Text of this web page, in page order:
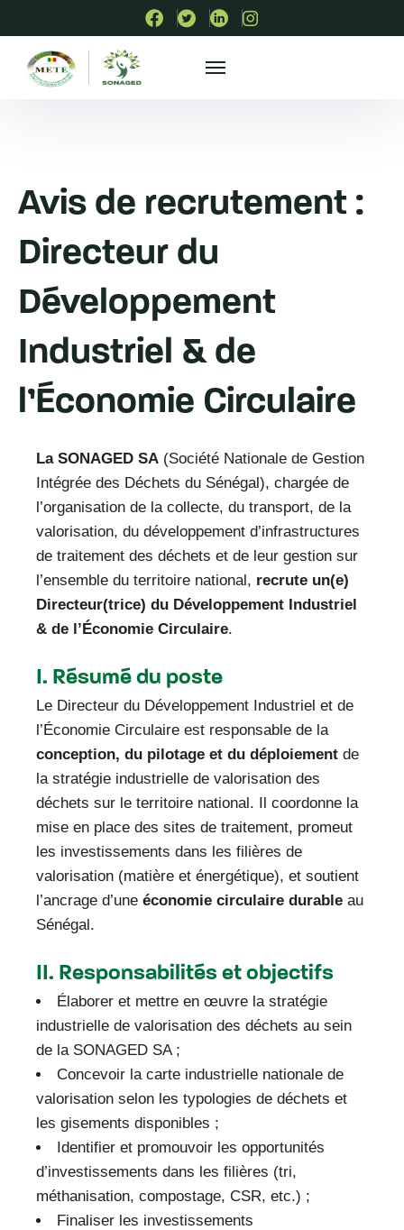
Avis de recrutement :
Directeur du
Développement
Industriel & de
l’Économie Circulaire
La SONAGED SA (Société Nationale de Gestion
Intégrée des Déchets du Sénégal), chargée de
l’organisation de la collecte, du transport, de la
valorisation, du développement d’infrastructures
de traitement des déchets et de leur gestion sur
l’ensemble du territoire national, recrute un(e)
Directeur(trice) du Développement Industriel
& de l’Économie Circulaire.
I. Résumé du poste
Le Directeur du Développement Industriel et de
l’Économie Circulaire est responsable de la
conception, du pilotage et du déploiement de
la stratégie industrielle de valorisation des
déchets sur le territoire national. Il coordonne la
mise en place des sites de traitement, promeut
les investissements dans les filières de
valorisation (matière et énergétique), et soutient
l’ancrage d’une économie circulaire durable au
Sénégal.
II. Responsabilités et objectifs
Élaborer et mettre en œuvre la stratégie
industrielle de valorisation des déchets au sein
de la SONAGED SA ;
Concevoir la carte industrielle nationale de
valorisation selon les typologies de déchets et
les gisements disponibles ;
Identifier et promouvoir les opportunités
d’investissements dans les filières (tri,
méthanisation, compostage, CSR, etc.) ;
Finaliser les investissements